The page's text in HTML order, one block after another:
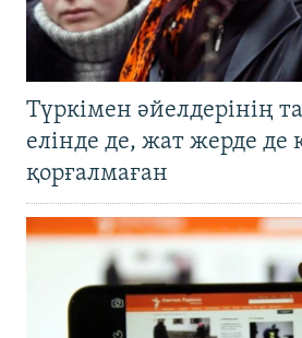
Түркімен әйелдерінің
елінде де, жат жерде де
қорғалмаған